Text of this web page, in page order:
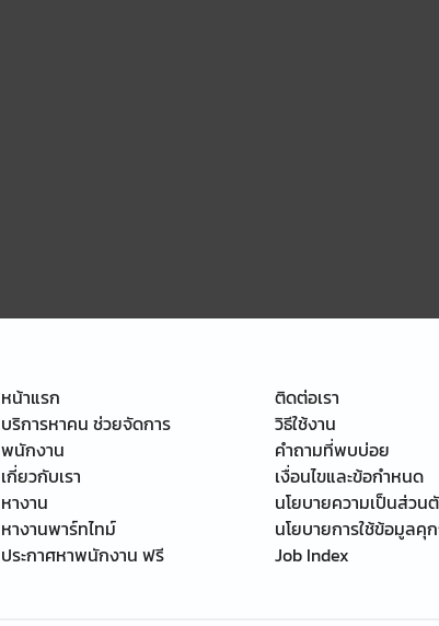
หน้าแรก
บริการหาคน ช่วยจัดการ
พนักงาน
เกี่ยวกับเรา
หางาน
หางานพาร์ทไทม์
ประกาศหาพนักงาน ฟรี
ติดต่อเรา
วิธีใช้งาน
คำถามที่พบบ่อย
เงื่อนไขและข้อกำหนด
นโยบายความเป็นส่วน
นโยบายการใช้ข้อมูลคุ
Job Index